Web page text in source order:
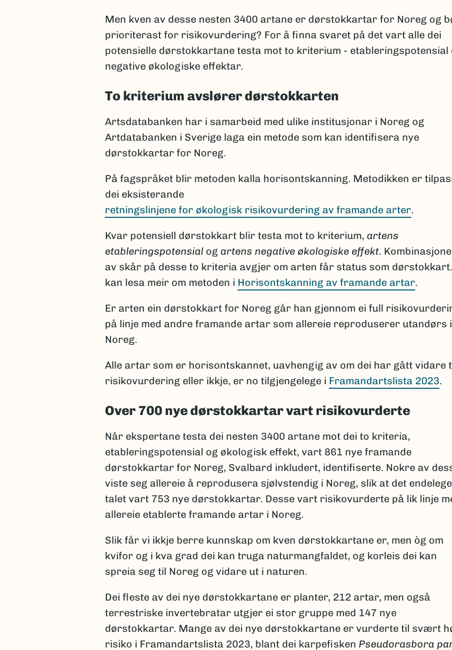
Men kven av desse nesten 3400 artane er dørstokkartar for Noreg og
prioriterast for risikovurdering? For å finna svaret på det vart alle dei
potensielle dørstokkartane testa mot to kriterium - etableringspotensial
negative økologiske effektar.
To kriterium avslører dørstokkarten
Artsdatabanken har i samarbeid med ulike institusjonar i Noreg og
Artdatabanken i Sverige laga ein metode som kan identifisera nye
dørstokkartar for Noreg.
På fagspråket blir metoden kalla horisontskanning. Metodikken er
dei eksisterande
retningslinjene for økologisk risikovurdering av framande arter.
Kvar potensiell dørstokkart blir testa mot to kriterium, artens
etableringspotensial og artens negative økologiske effekt.
av skår på desse to kriteria avgjer om arten får status som
kan lesa meir om metoden i Horisontskanning av framande artar.
Er arten ein dørstokkart for Noreg går han gjennom ei full
på linje med andre framande artar som allereie reproduserer utandørs i
Noreg.
Alle artar som er horisontskannet, uavhengig av om dei har gått vidare
risikovurdering eller ikkje, er no tilgjengelege i Framandartslista 2023.
Over 700 nye dørstokkartar vart risikovurderte
Når ekspertane testa dei nesten 3400 artane mot dei to kriteria,
etableringspotensial og økologisk effekt, vart 861 nye framande
dørstokkartar for Noreg, Svalbard inkludert, identifiserte. Nokre av
viste seg allereie å reprodusera sjølvstendig i Noreg, slik at det endelege
talet vart 753 nye dørstokkartar. Desse vart risikovurderte på lik linje
allereie etablerte framande artar i Noreg.
Slik får vi ikkje berre kunnskap om kven dørstokkartane er, men òg om
kvifor og i kva grad dei kan truga naturmangfaldet, og korleis dei kan
spreia seg til Noreg og vidare ut i naturen.
Dei fleste av dei nye dørstokkartane er planter, 212 artar, men også
terrestriske invertebratar utgjer ei stor gruppe med 147 nye
dørstokkartar. Mange av dei nye dørstokkartane er vurderte til svært
risiko i Framandartslista 2023, blant dei karpefisken Pseudorasbora